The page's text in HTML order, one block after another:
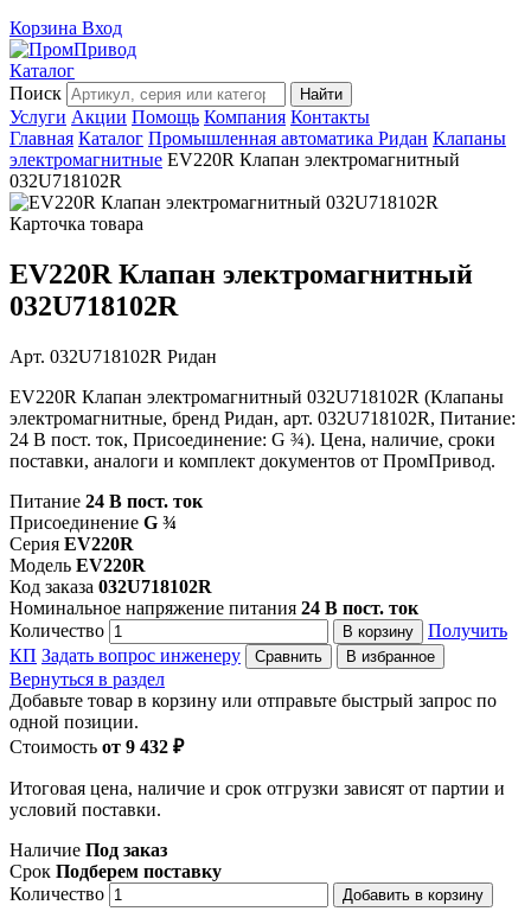
Корзина Вход
Каталог
Поиск
Найти
Услуги Акции Помощь Компания Контакты
Главная Каталог Промышленная автоматика Ридан Клапаны
электромагнитные EV220R Клапан электромагнитный
032U718102R
Карточка товара
EV220R Клапан электромагнитный
032U718102R
Арт. 032U718102R Ридан
EV220R Клапан электромагнитный 032U718102R (Клапаны
электромагнитные, бренд Ридан, арт. 032U718102R, Питание:
24 В пост. ток, Присоединение: G ¾). Цена, наличие, сроки
поставки, аналоги и комплект документов от ПромПривод.
Питание 24 В пост. ток
Присоединение G ¾
Серия EV220R
Модель EV220R
Код заказа 032U718102R
Номинальное напряжение питания 24 В пост. ток
Количество
В корзину
Получить
КП Задать вопрос инженеру Сравнить В избранное
Вернуться в раздел
Добавьте товар в корзину или отправьте быстрый запрос по
одной позиции.
Стоимость от 9 432 ₽
Итоговая цена, наличие и срок отгрузки зависят от партии и
условий поставки.
Наличие Под заказ
Срок Подберем поставку
Количество
Добавить в корзину